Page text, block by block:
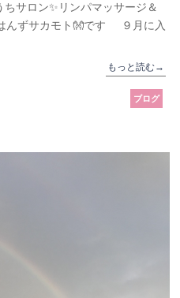
サロン✨リンパマッサージ＆
んずサカモト👐です ９月に入
もっと読む→
ブログ